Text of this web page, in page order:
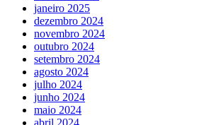
janeiro 2025
dezembro 2024
novembro 2024
outubro 2024
setembro 2024
agosto 2024
julho 2024
junho 2024
maio 2024